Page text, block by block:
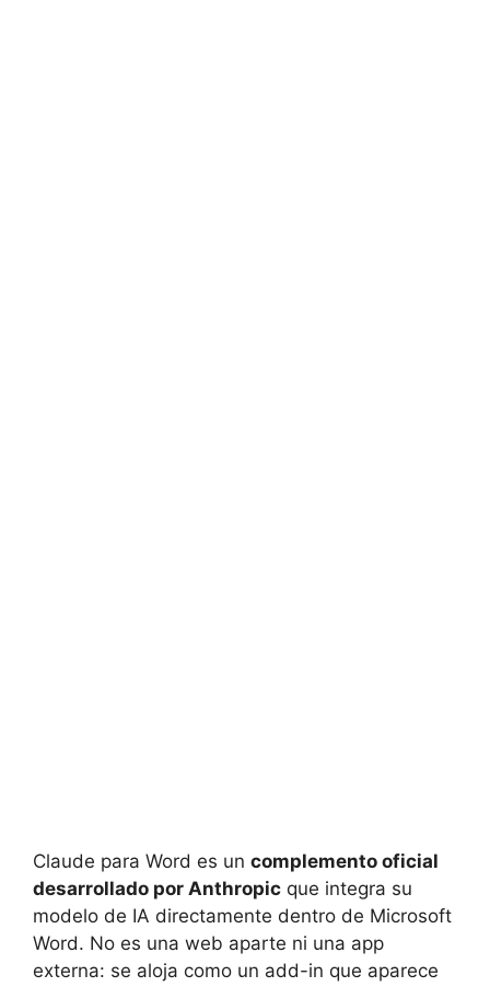
Claude para Word es un complemento oficial
desarrollado por Anthropic que integra su
modelo de IA directamente dentro de Microsoft
Word. No es una web aparte ni una app
externa: se aloja como un add-in que aparece